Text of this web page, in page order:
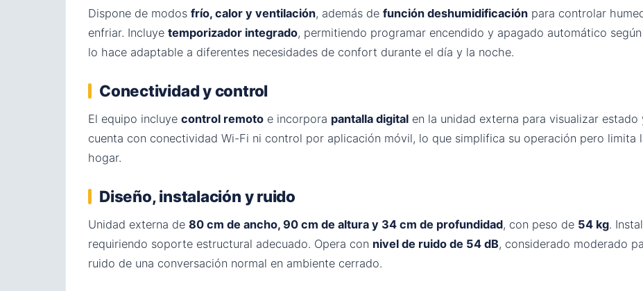
Dispone de modos frío, calor y ventilación, además de función deshumidificación para controlar
enfriar. Incluye temporizador integrado, permitiendo programar encendido y apagado automático
lo hace adaptable a diferentes necesidades de confort durante el día y la noche.
Conectividad y control
El equipo incluye control remoto e incorpora pantalla digital en la unidad externa para visualizar
cuenta con conectividad Wi-Fi ni control por aplicación móvil, lo que simplifica su operación pero limita
hogar.
Diseño, instalación y ruido
Unidad externa de 80 cm de ancho, 90 cm de altura y 34 cm de profundidad, con peso de 54 kg.
requiriendo soporte estructural adecuado. Opera con nivel de ruido de 54 dB, considerado moderado
ruido de una conversación normal en ambiente cerrado.